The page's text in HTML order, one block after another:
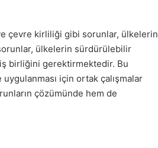
çevre kirliliği gibi sorunlar, ülkelerin
ülkelerin sürdürülebilir
iş birliğini gerektirmektedir. Bu
için ortak çalışmalar
çözümünde hem de